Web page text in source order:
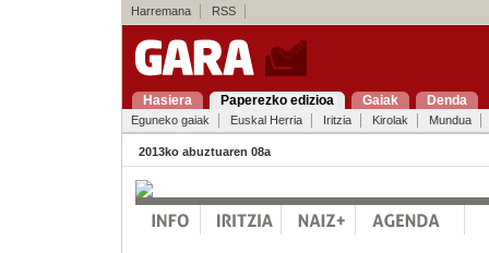
Harremana RSS
Hasiera Paperezko edizioa Gaiak Denda
Eguneko gaiak Euskal Herria Iritzia Kirolak Mundua
2013ko abuztuaren 08a